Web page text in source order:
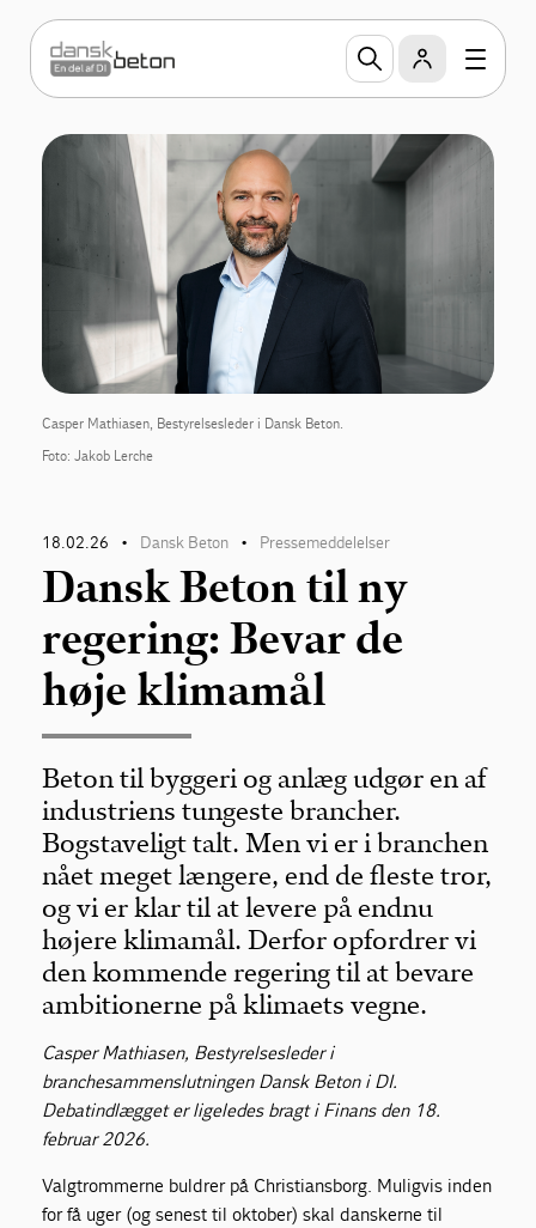
Casper Mathiasen, Bestyrelsesleder i Dansk Beton.
Foto: Jakob Lerche
18.02.26 • Dansk Beton • Pressemeddelelser
Dansk Beton til ny
regering: Bevar de
høje klimamål
Beton til byggeri og anlæg udgør en af
industriens tungeste brancher.
Bogstaveligt talt. Men vi er i branchen
nået meget længere, end de fleste tror,
og vi er klar til at levere på endnu
højere klimamål. Derfor opfordrer vi
den kommende regering til at bevare
ambitionerne på klimaets vegne.
Casper Mathiasen, Bestyrelsesleder i
branchesammenslutningen Dansk Beton i DI.
Debatindlægget er ligeledes bragt i Finans den 18.
februar 2026.
Valgtrommerne buldrer på Christiansborg. Muligvis inden
for få uger (og senest til oktober) skal danskerne til